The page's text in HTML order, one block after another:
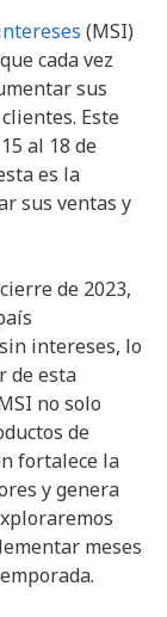
(MSI)
cada vez
sus
Este
al 18 de
es la
sus ventas y
de 2023,
intereses, lo
de esta
no solo
de
fortalece la
y genera
meses